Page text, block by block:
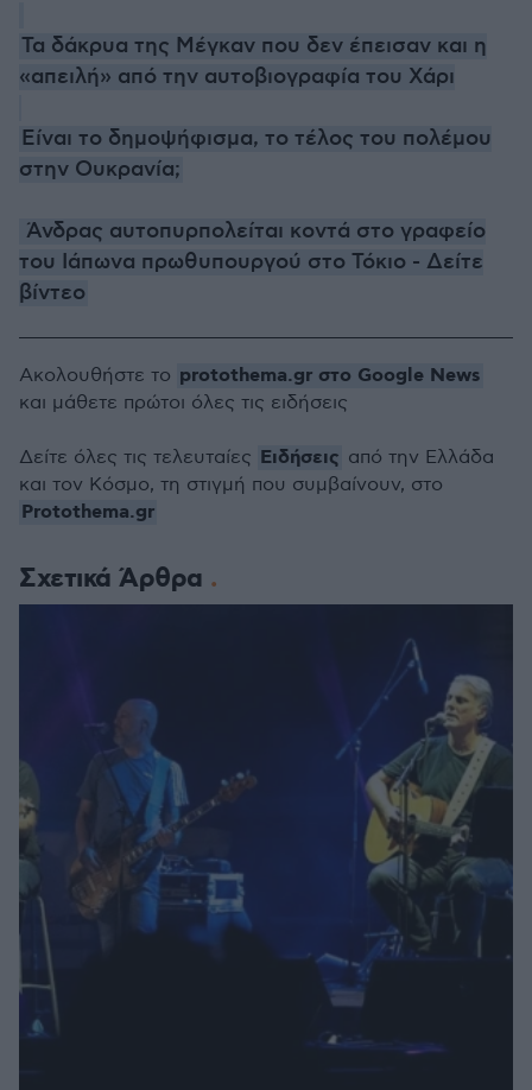
Τα δάκρυα της Μέγκαν που δεν έπεισαν και η
«απειλή» από την αυτοβιογραφία του Χάρι
Είναι το δημοψήφισμα, το τέλος του πολέμου
στην Ουκρανία;
Άνδρας αυτοπυρπολείται κοντά στο γραφείο
του Ιάπωνα πρωθυπουργού στο Τόκιο - Δείτε
βίντεο
Σχετικά Άρθρα
Ακολουθήστε το protothema.gr στο Google News
και μάθετε πρώτοι όλες τις ειδήσεις
Δείτε όλες τις τελευταίες Ειδήσεις από την Ελλάδα
και τον Κόσμο, τη στιγμή που συμβαίνουν, στο
Protothema.gr